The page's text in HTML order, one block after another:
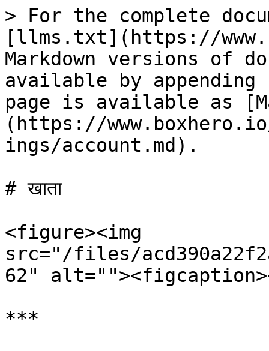
> For the complete
[llms.txt](https://
Markdown versions of
available by
page is available as
(https://
ings/account.md).
# खाता
<figure><img
src="/files/
62"
***